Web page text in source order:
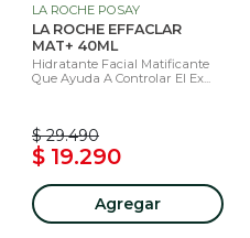
LA ROCHE POSAY
LA ROCHE EFFACLAR
MAT+ 40ML
Hidratante Facial Matificante
Que Ayuda A Controlar El Ex...
$ 29.490
$ 19.290
Agregar